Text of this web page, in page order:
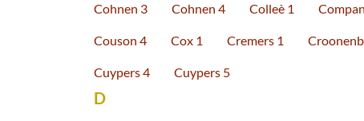
Cohnen 3 Cohnen 4 Colleè 1
Couson 4 Cox 1 Cremers 1
Cuypers 4 Cuypers 5
D